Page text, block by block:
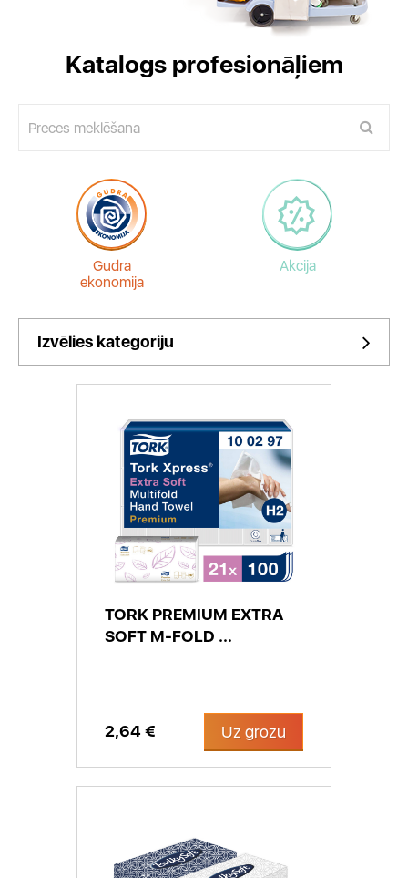
Katalogs profesionāļiem
Gudra
ekonomija
Akcija
Izvēlies kategoriju
TORK PREMIUM EXTRA
SOFT M-FOLD ...
2,64 € Uz grozu